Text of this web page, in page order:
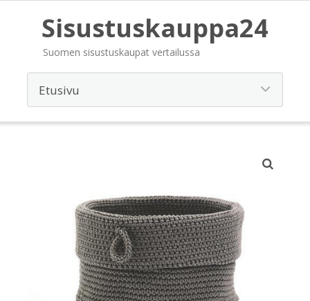
Sisustuskauppa24
Suomen sisustuskaupat vertailussa